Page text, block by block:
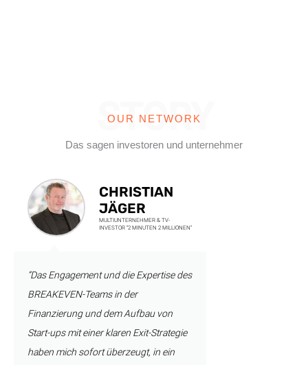
OUR NETWORK
Das sagen investoren und unternehmer
STORY
“Das Engagement und die Expertise des
BREAKEVEN-Teams in der
Finanzierung und dem Aufbau von
Start-ups mit einer klaren Exit-Strategie
haben mich sofort überzeugt, in ein
CHRISTIAN
JÄGER
MULTIUNTERNEHMER & TV-
INVESTOR ”2 MINUTEN 2 MILLIONEN”